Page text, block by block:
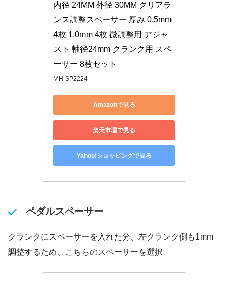
内径 24MM 外径 30MM クリアラ
ンス調整スペーサー 厚み 0.5mm
4枚 1.0mm 4枚 微調整用 アジャ
スト 軸径24mm クランク用 スペ
ーサー 8枚セット
MH-SP2224
Amazonで見る
楽天市場で見る
Yahoo!ショッピングで見る
ペダルスペーサー
クランクにスペーサーを入れた分、左クランク側も1mm
調整するため、こちらのスペーサーを選択